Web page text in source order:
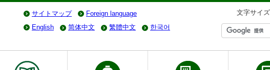
サイトマップ Foreign language
文字サイズ
English
简体中文 繁體中文 한국어